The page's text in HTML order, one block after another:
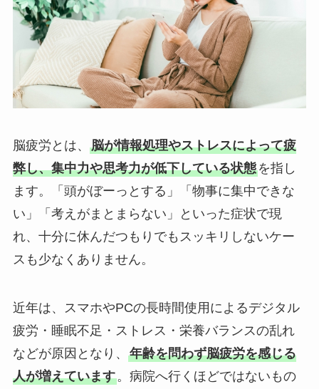
脳疲労とは、 脳が情報処理やストレスによって疲
弊し、集中力や思考力が低下している状態を指し
ます。「頭がぼーっとする」「物事に集中できな
い」「考えがまとまらない」といった症状で現
れ、十分に休んだつもりでもスッキリしないケー
スも少なくありません。
近年は、スマホやPCの長時間使用によるデジタル
疲労・睡眠不足・ストレス・栄養バランスの乱れ
などが原因となり、 年齢を問わず脳疲労を感じる
人が増えています。病院へ行くほどではないもの